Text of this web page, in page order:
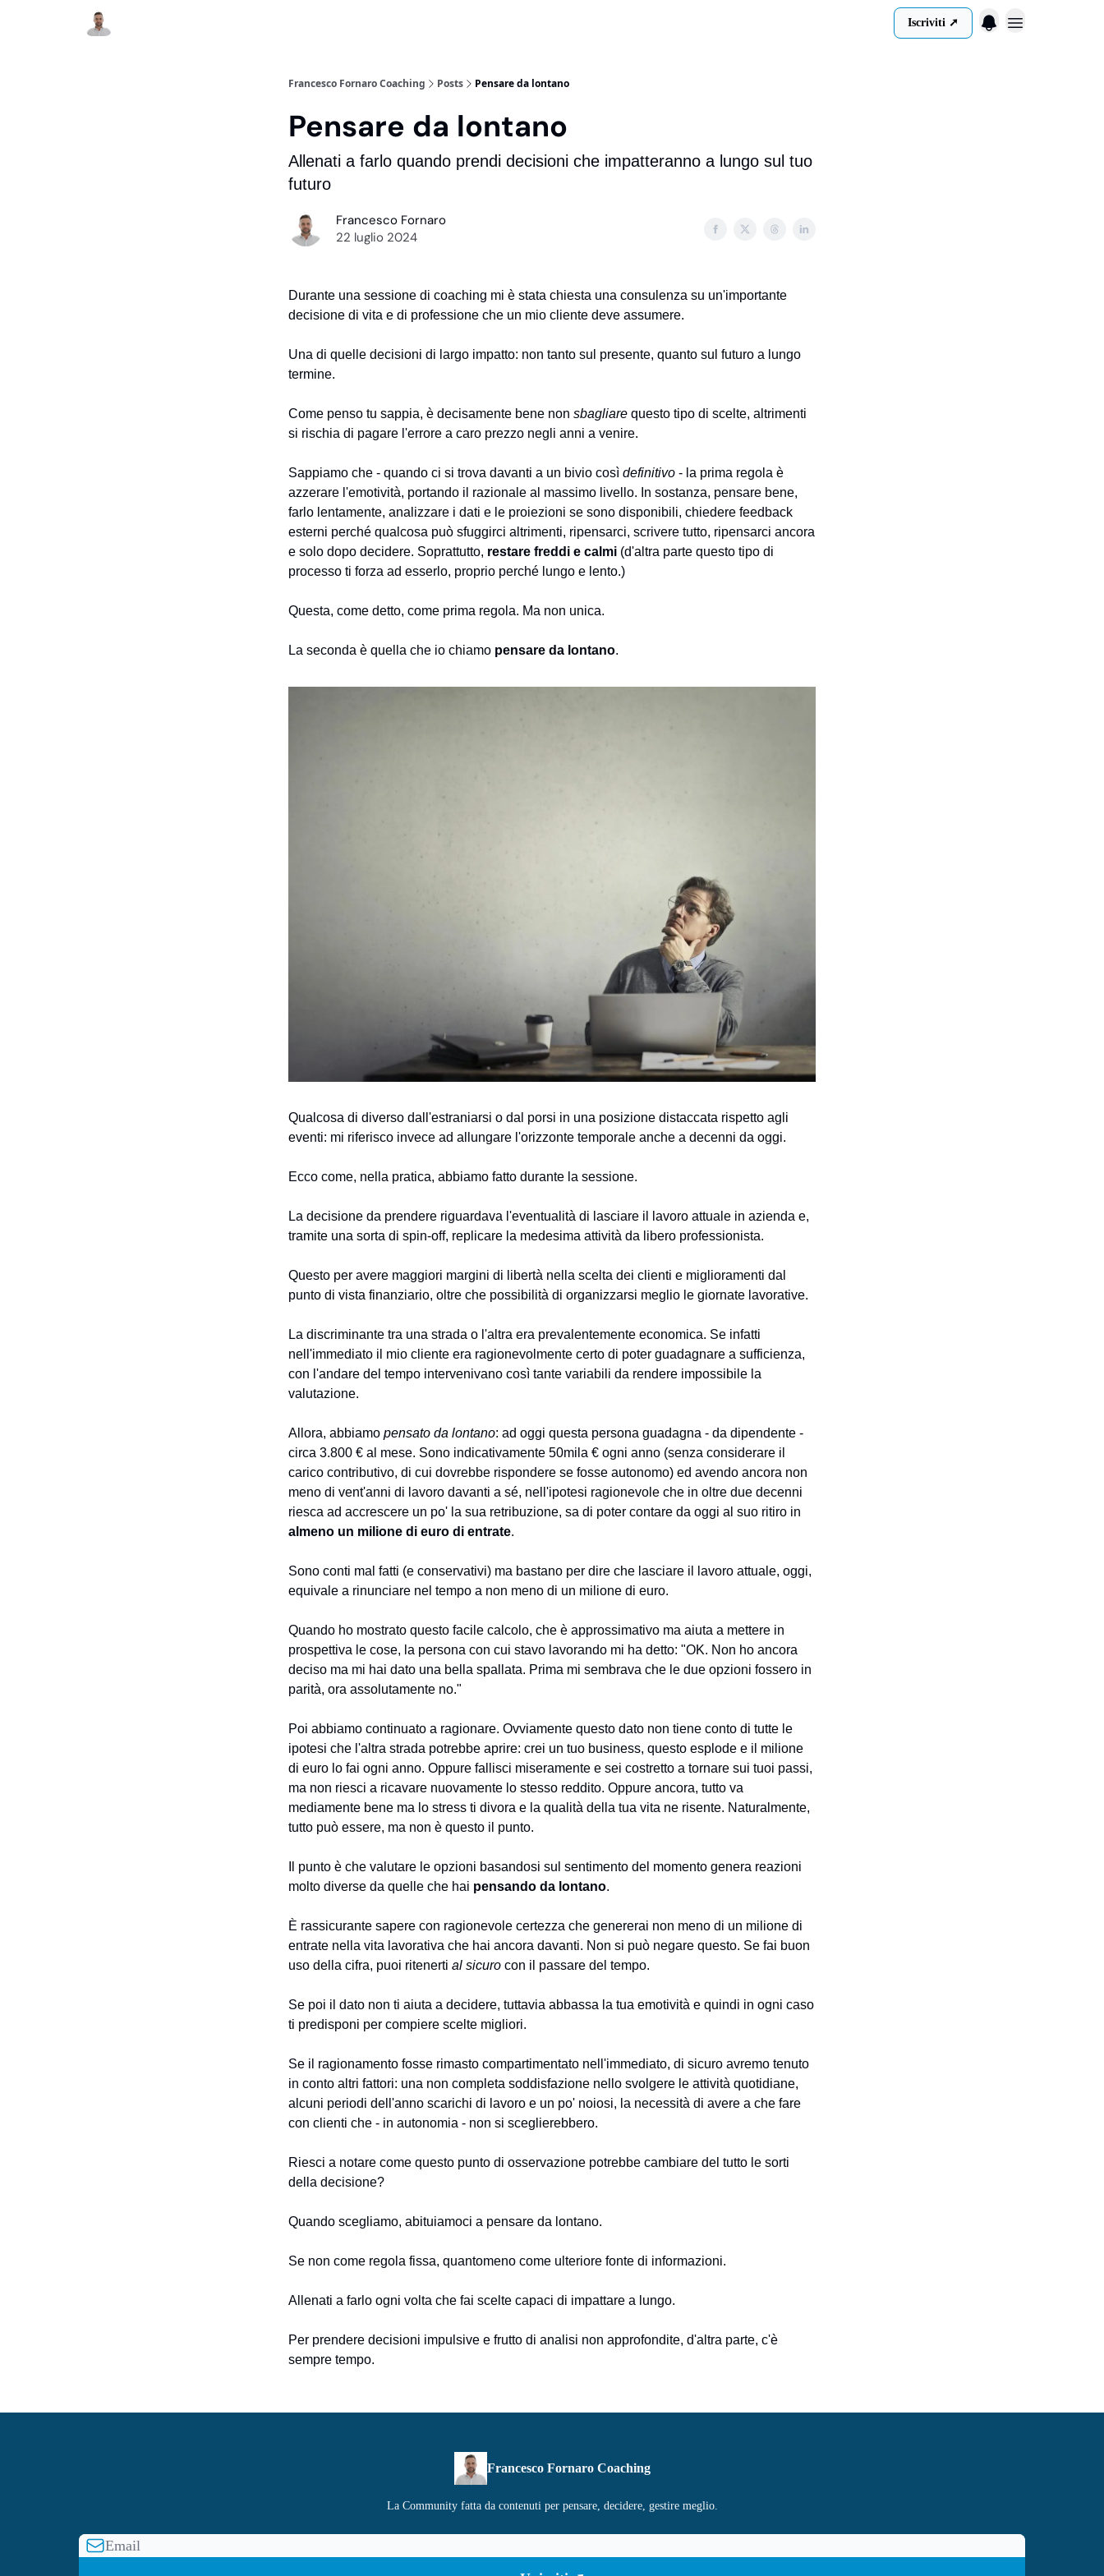
Iscriviti ➚
Francesco Fornaro Coaching Posts Pensare da lontano
Pensare da lontano
Allenati a farlo quando prendi decisioni che impatteranno a lungo sul tuo
futuro
Francesco Fornaro
22 luglio 2024
Durante una sessione di coaching mi è stata chiesta una consulenza su un'importante
decisione di vita e di professione che un mio cliente deve assumere.
Una di quelle decisioni di largo impatto: non tanto sul presente, quanto sul futuro a lungo
termine.
Come penso tu sappia, è decisamente bene non sbagliare questo tipo di scelte, altrimenti
si rischia di pagare l'errore a caro prezzo negli anni a venire.
Sappiamo che - quando ci si trova davanti a un bivio così definitivo - la prima regola è
azzerare l'emotività, portando il razionale al massimo livello. In sostanza, pensare bene,
farlo lentamente, analizzare i dati e le proiezioni se sono disponibili, chiedere feedback
esterni perché qualcosa può sfuggirci altrimenti, ripensarci, scrivere tutto, ripensarci ancora
e solo dopo decidere. Soprattutto, restare freddi e calmi (d'altra parte questo tipo di
processo ti forza ad esserlo, proprio perché lungo e lento.)
Questa, come detto, come prima regola. Ma non unica.
La seconda è quella che io chiamo pensare da lontano.
Qualcosa di diverso dall'estraniarsi o dal porsi in una posizione distaccata rispetto agli
eventi: mi riferisco invece ad allungare l'orizzonte temporale anche a decenni da oggi.
Ecco come, nella pratica, abbiamo fatto durante la sessione.
La decisione da prendere riguardava l'eventualità di lasciare il lavoro attuale in azienda e,
tramite una sorta di spin-off, replicare la medesima attività da libero professionista.
Questo per avere maggiori margini di libertà nella scelta dei clienti e miglioramenti dal
punto di vista finanziario, oltre che possibilità di organizzarsi meglio le giornate lavorative.
La discriminante tra una strada o l'altra era prevalentemente economica. Se infatti
nell'immediato il mio cliente era ragionevolmente certo di poter guadagnare a sufficienza,
con l'andare del tempo intervenivano così tante variabili da rendere impossibile la
valutazione.
Allora, abbiamo pensato da lontano: ad oggi questa persona guadagna - da dipendente -
circa 3.800 € al mese. Sono indicativamente 50mila € ogni anno (senza considerare il
carico contributivo, di cui dovrebbe rispondere se fosse autonomo) ed avendo ancora non
meno di vent'anni di lavoro davanti a sé, nell'ipotesi ragionevole che in oltre due decenni
riesca ad accrescere un po' la sua retribuzione, sa di poter contare da oggi al suo ritiro in
almeno un milione di euro di entrate.
Sono conti mal fatti (e conservativi) ma bastano per dire che lasciare il lavoro attuale, oggi,
equivale a rinunciare nel tempo a non meno di un milione di euro.
Quando ho mostrato questo facile calcolo, che è approssimativo ma aiuta a mettere in
prospettiva le cose, la persona con cui stavo lavorando mi ha detto: "OK. Non ho ancora
deciso ma mi hai dato una bella spallata. Prima mi sembrava che le due opzioni fossero in
parità, ora assolutamente no."
Poi abbiamo continuato a ragionare. Ovviamente questo dato non tiene conto di tutte le
ipotesi che l'altra strada potrebbe aprire: crei un tuo business, questo esplode e il milione
di euro lo fai ogni anno. Oppure fallisci miseramente e sei costretto a tornare sui tuoi passi,
ma non riesci a ricavare nuovamente lo stesso reddito. Oppure ancora, tutto va
mediamente bene ma lo stress ti divora e la qualità della tua vita ne risente. Naturalmente,
tutto può essere, ma non è questo il punto.
Il punto è che valutare le opzioni basandosi sul sentimento del momento genera reazioni
molto diverse da quelle che hai pensando da lontano.
È rassicurante sapere con ragionevole certezza che genererai non meno di un milione di
entrate nella vita lavorativa che hai ancora davanti. Non si può negare questo. Se fai buon
uso della cifra, puoi ritenerti al sicuro con il passare del tempo.
Se poi il dato non ti aiuta a decidere, tuttavia abbassa la tua emotività e quindi in ogni caso
ti predisponi per compiere scelte migliori.
Se il ragionamento fosse rimasto compartimentato nell'immediato, di sicuro avremo tenuto
in conto altri fattori: una non completa soddisfazione nello svolgere le attività quotidiane,
alcuni periodi dell'anno scarichi di lavoro e un po' noiosi, la necessità di avere a che fare
con clienti che - in autonomia - non si sceglierebbero.
Riesci a notare come questo punto di osservazione potrebbe cambiare del tutto le sorti
della decisione?
Quando scegliamo, abituiamoci a pensare da lontano.
Se non come regola fissa, quantomeno come ulteriore fonte di informazioni.
Allenati a farlo ogni volta che fai scelte capaci di impattare a lungo.
Per prendere decisioni impulsive e frutto di analisi non approfondite, d'altra parte, c'è
sempre tempo.
Francesco Fornaro Coaching
La Community fatta da contenuti per pensare, decidere, gestire meglio.